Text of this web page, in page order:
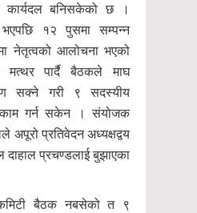
कार्यदल बनिसकेको छ ।
भएपछि १२ पुसमा सम्पन्न
नेतृत्वको आलोचना भएको
पार्दै बैठकले माघ
सक्ने गरी ९ सदस्यीय
काम गर्न सकेन । संयोजक
अपूरो प्रतिवेदन अध्यक्षद्वय
प्रचण्डलाई बुझाएका
बैठक नबसेको त ९